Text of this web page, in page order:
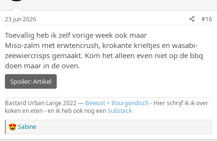
23 jun 2026 #16
Toevallig heb ik zelf vorige week ook maar
Miso-zalm met erwtencrush, krokante krieltjes en wasabi-
zeewiercrisps gemaakt. Kom het alleen even niet op de bbq
doen maar in de oven.
Spoiler:Artikel
Bastard Urban Large 2022 — Bewust + Bourgondisch- Hier schrijf ik ik over
koken en eten - en ik heb ook nog eenSubstack
W
a
Sabine